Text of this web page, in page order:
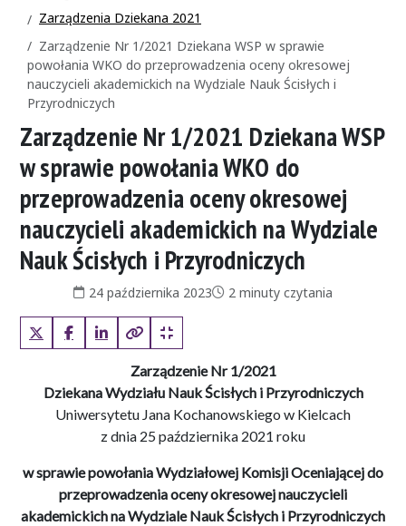
Zarządzenia Dziekana 2021
Zarządzenie Nr 1/2021 Dziekana WSP w sprawie
powołania WKO do przeprowadzenia oceny okresowej
nauczycieli akademickich na Wydziale Nauk Ścisłych i
Przyrodniczych
Zarządzenie Nr 1/2021 Dziekana WSP
w sprawie powołania WKO do
przeprowadzenia oceny okresowej
nauczycieli akademickich na Wydziale
Nauk Ścisłych i Przyrodniczych
Data publikacji:
24 października 2023Czas czytania:
2 minuty czytania
X (Twitter)FacebookLinkedInKopiuj pełny link
Kopiuj krótki link
Zarządzenie Nr 1/2021
Dziekana Wydziału Nauk Ścisłych i Przyrodniczych
Uniwersytetu Jana Kochanowskiego w Kielcach
z dnia 25 października 2021 roku
w sprawie powołania Wydziałowej Komisji Oceniającej do
przeprowadzenia oceny okresowej nauczycieli
akademickich na Wydziale Nauk Ścisłych i Przyrodniczych